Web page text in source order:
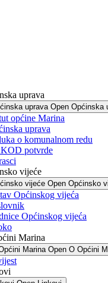
uprava
uprava Open Općinska
općine Marina
uprava
o komunalnom redu
potvrde
vijeće
vijeće Open Općinsko
Općinskog vijeća
Općinskog vijeća
Marina
Marina Open O Općini